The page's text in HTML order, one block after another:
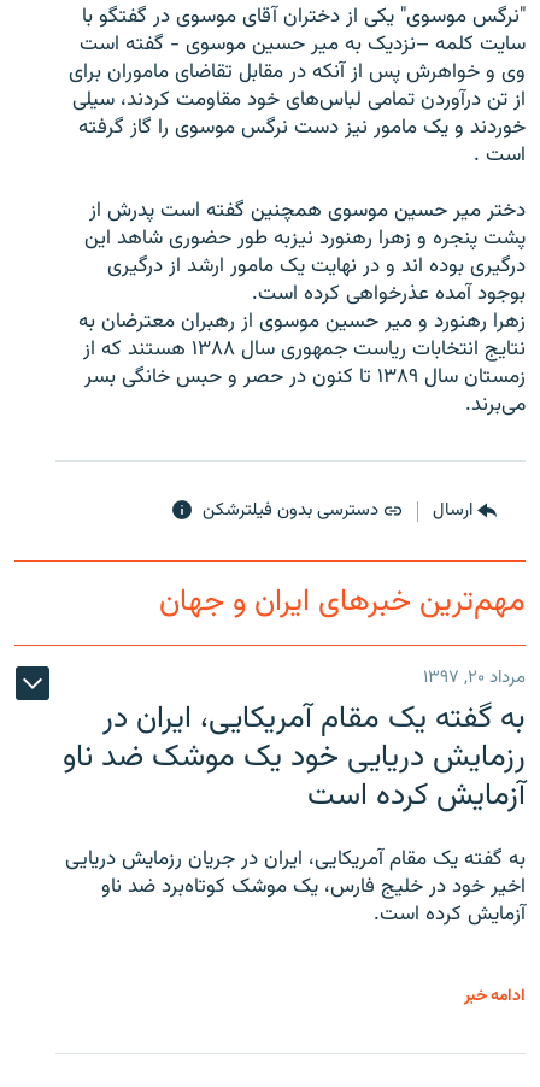
زبان‌های دیگر
"نرگس موسوی" یکی از دختران آقای موسوی در گفتگو با
سایت کلمه –نزدیک به میر حسین موسوی - گفته است
وی و خواهرش پس از آنکه در مقابل تقاضای ماموران برای
از تن درآوردن تمامی لباس‌های خود مقاومت کردند، سیلی
خوردند و یک مامور نیز دست نرگس موسوی را گاز گرفته
است .
دختر میر حسین موسوی همچنین گفته است پدرش از
پشت پنجره و زهرا رهنورد نیزبه طور حضوری شاهد این
درگیری بوده اند و در نهایت یک مامور ارشد از درگیری
بوجود آمده عذرخواهی کرده است.
زهرا رهنورد و میر حسین موسوی از رهبران معترضان به
نتایج انتخابات ریاست جمهوری سال ۱۳۸۸ هستند که از
زمستان سال ۱۳۸۹ تا کنون در حصر و حبس خانگی بسر
می‌برند.
ارسال دسترسی بدون فیلترشکن
مهم‌ترین خبرهای ایران و جهان
مرداد ۲۰, ۱۳۹۷
به گفته یک مقام آمریکایی، ایران در
رزمایش دریایی خود یک موشک ضد ناو
آزمایش کرده است
به گفته یک مقام آمریکایی، ایران در جریان رزمایش دریایی
اخیر خود در خلیج فارس، یک موشک کوتاه‌برد ضد ناو
آزمایش کرده است.
ادامه خبر